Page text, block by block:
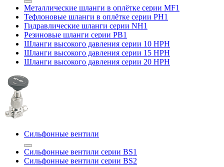
Металлические шланги в оплётке серии MF1
Тефлоновые шланги в оплётке серии PH1
Гидравлические шланги серии NH1
Резиновые шланги серии PB1
Шланги высокого давления серии 10 HPH
Шланги высокого давления серии 15 HPH
Шланги высокого давления серии 20 HPH
Сильфонные вентили
Сильфонные вентили серии BS1
Сильфонные вентили серии BS2